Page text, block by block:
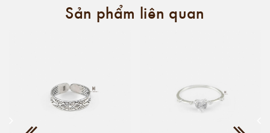
Sản phẩm liên quan